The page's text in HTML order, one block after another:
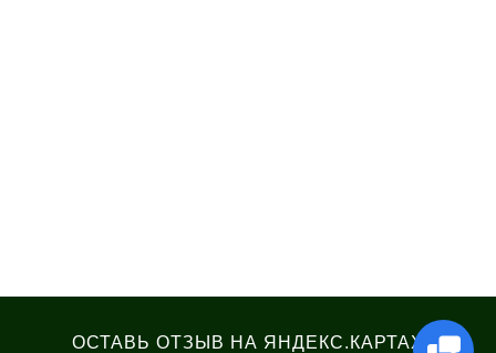
ОСТАВЬ ОТЗЫВ НА ЯНДЕКС.КАРТАХ